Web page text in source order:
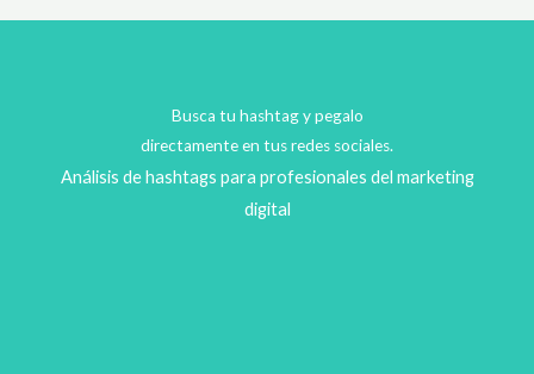
Busca tu hashtag y pegalo
directamente en tus redes sociales.
Análisis de hashtags para profesionales del marketing
digital